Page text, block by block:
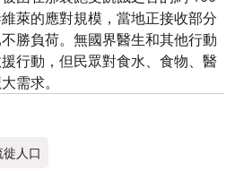
萊的應對規模，當地正接收部分
勝負荷。無國界醫生和其他行動
行動，但民眾對食水、食物、醫
需求。
人口